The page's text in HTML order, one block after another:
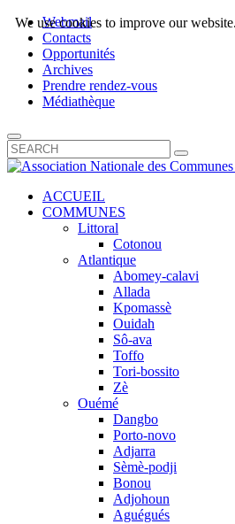
Webmail
Contacts
Opportunités
Archives
Prendre rendez-vous
Médiathèque
ACCUEIL
COMMUNES
Littoral
Cotonou
Atlantique
Abomey-calavi
Allada
Kpomassè
Ouidah
Sô-ava
Toffo
Tori-bossito
Zè
Ouémé
Dangbo
Porto-novo
Adjarra
Sèmè-podji
Bonou
Adjohoun
Aguégués
We use cookies to improve our